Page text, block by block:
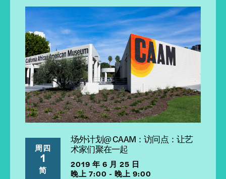
周四
1
简
场外计划@ CAAM：访问点：让艺
术家们聚在一起
2019 年 6 月 25 日
晚上 7:00 - 晚上 9:00